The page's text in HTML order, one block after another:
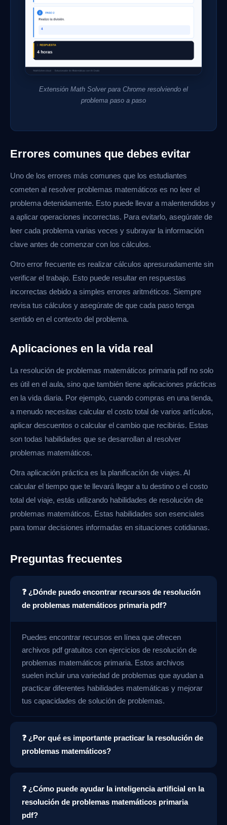
Extensión Math Solver para Chrome resolviendo el
problema paso a paso
Errores comunes que debes evitar
Uno de los errores más comunes que los estudiantes
cometen al resolver problemas matemáticos es no leer el
problema detenidamente. Esto puede llevar a malentendidos y
a aplicar operaciones incorrectas. Para evitarlo, asegúrate de
leer cada problema varias veces y subrayar la información
clave antes de comenzar con los cálculos.
Otro error frecuente es realizar cálculos apresuradamente sin
verificar el trabajo. Esto puede resultar en respuestas
incorrectas debido a simples errores aritméticos. Siempre
revisa tus cálculos y asegúrate de que cada paso tenga
sentido en el contexto del problema.
Aplicaciones en la vida real
La resolución de problemas matemáticos primaria pdf no solo
es útil en el aula, sino que también tiene aplicaciones prácticas
en la vida diaria. Por ejemplo, cuando compras en una tienda,
a menudo necesitas calcular el costo total de varios artículos,
aplicar descuentos o calcular el cambio que recibirás. Estas
son todas habilidades que se desarrollan al resolver
problemas matemáticos.
Otra aplicación práctica es la planificación de viajes. Al
calcular el tiempo que te llevará llegar a tu destino o el costo
total del viaje, estás utilizando habilidades de resolución de
problemas matemáticos. Estas habilidades son esenciales
para tomar decisiones informadas en situaciones cotidianas.
Preguntas frecuentes
❓ ¿Dónde puedo encontrar recursos de resolución
de problemas matemáticos primaria pdf?
Puedes encontrar recursos en línea que ofrecen
archivos pdf gratuitos con ejercicios de resolución de
problemas matemáticos primaria. Estos archivos
suelen incluir una variedad de problemas que ayudan a
practicar diferentes habilidades matemáticas y mejorar
tus capacidades de solución de problemas.
❓ ¿Por qué es importante practicar la resolución de
problemas matemáticos?
❓ ¿Cómo puede ayudar la inteligencia artificial en la
resolución de problemas matemáticos primaria
pdf?